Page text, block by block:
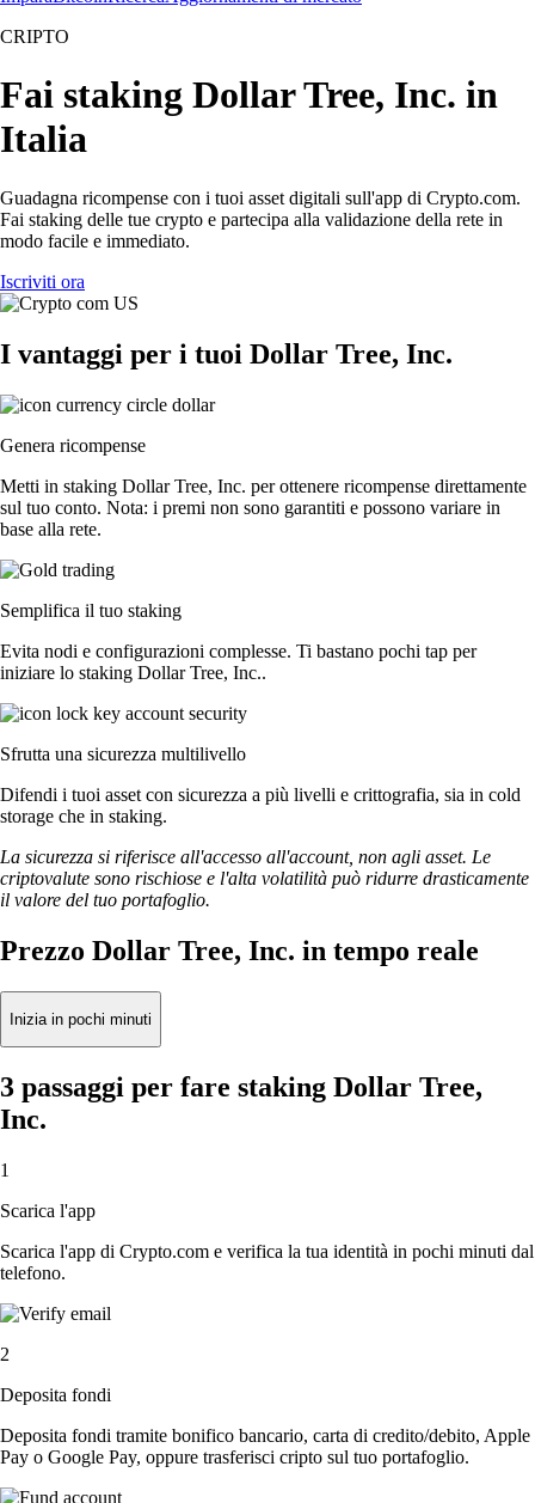
CRIPTO
Fai staking Dollar Tree, Inc. in
Italia
Guadagna ricompense con i tuoi asset digitali sull'app di Crypto.com.
Fai staking delle tue crypto e partecipa alla validazione della rete in
modo facile e immediato.
Iscriviti ora
I vantaggi per i tuoi Dollar Tree, Inc.
Genera ricompense
Metti in staking Dollar Tree, Inc. per ottenere ricompense direttamente
sul tuo conto. Nota: i premi non sono garantiti e possono variare in
base alla rete.
Semplifica il tuo staking
Evita nodi e configurazioni complesse. Ti bastano pochi tap per
iniziare lo staking Dollar Tree, Inc..
Sfrutta una sicurezza multilivello
Difendi i tuoi asset con sicurezza a più livelli e crittografia, sia in cold
storage che in staking.
La sicurezza si riferisce all'accesso all'account, non agli asset. Le
criptovalute sono rischiose e l'alta volatilità può ridurre drasticamente
il valore del tuo portafoglio.
Prezzo Dollar Tree, Inc. in tempo reale
Inizia in pochi minuti
3 passaggi per fare staking Dollar Tree,
Inc.
1
Scarica l'app
Scarica l'app di Crypto.com e verifica la tua identità in pochi minuti dal
telefono.
2
Deposita fondi
Deposita fondi tramite bonifico bancario, carta di credito/debito, Apple
Pay o Google Pay, oppure trasferisci cripto sul tuo portafoglio.